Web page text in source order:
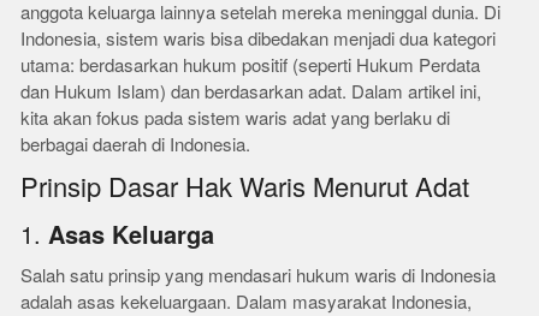
anggota keluarga lainnya setelah mereka meninggal dunia. Di
Indonesia, sistem waris bisa dibedakan menjadi dua kategori
utama: berdasarkan hukum positif (seperti Hukum Perdata
dan Hukum Islam) dan berdasarkan adat. Dalam artikel ini,
kita akan fokus pada sistem waris adat yang berlaku di
berbagai daerah di Indonesia.
Prinsip Dasar Hak Waris Menurut Adat
1.Asas Keluarga
Salah satu prinsip yang mendasari hukum waris di Indonesia
adalah asas kekeluargaan. Dalam masyarakat Indonesia,